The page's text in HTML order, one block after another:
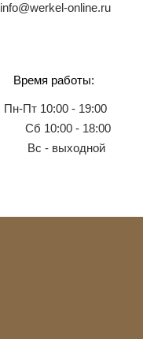
info@werkel-online.ru
Время работы:
Пн-Пт 10:00 - 19:00
Сб 10:00 - 18:00
Вс - выходной